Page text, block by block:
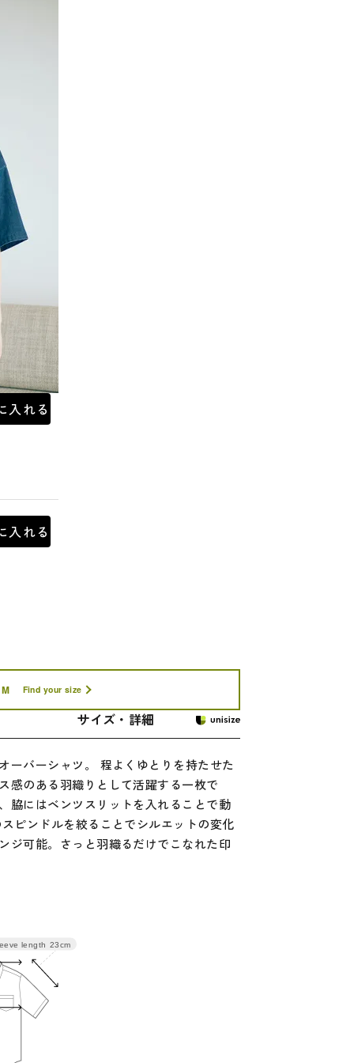
入れる
入れる
Find your size
サイズ・詳細
ーバーシャツ。 程よくゆとりを持たせた
感のある羽織りとして活躍する一枚で
脇にはベンツスリットを入れることで動
ピンドルを絞ることでシルエットの変化
ジ可能。さっと羽織るだけでこなれた印
バスト
113
119
length 23cm